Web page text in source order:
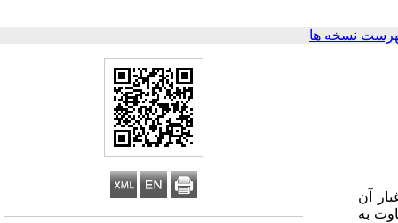
نسخه ها
آن
متفاوت به